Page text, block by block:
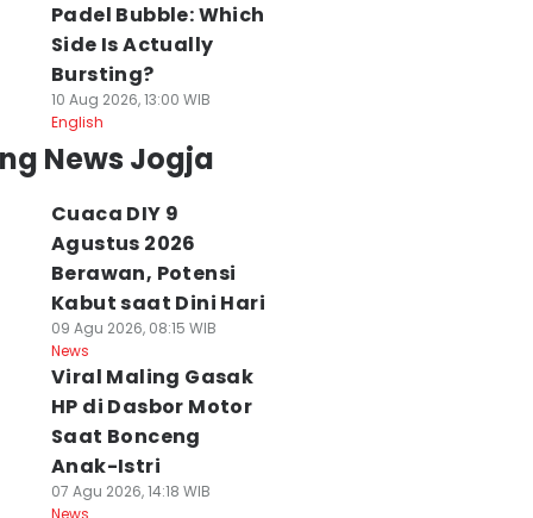
Padel Bubble: Which
Side Is Actually
Bursting?
10 Aug 2026, 13:00 WIB
English
News Jogja
Cuaca DIY 9
Agustus 2026
Berawan, Potensi
Kabut saat Dini Hari
09 Agu 2026, 08:15 WIB
News
Viral Maling Gasak
HP di Dasbor Motor
Saat Bonceng
Anak-Istri
07 Agu 2026, 14:18 WIB
News